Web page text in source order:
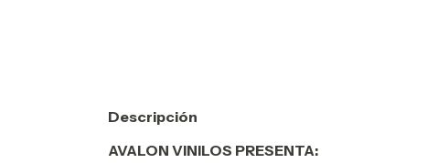
Descripción
AVALON VINILOS PRESENTA: